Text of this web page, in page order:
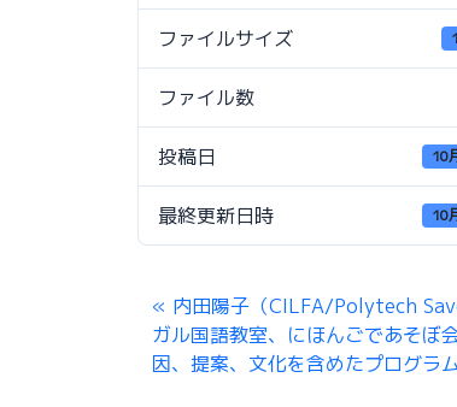
ファイルサイズ
ファイル数
投稿日 10
最終更新日時 10
内田陽子（CILFA/Polytech
ガル国語教室、にほんごであそぼ
因、提案、文化を含めたプログラ